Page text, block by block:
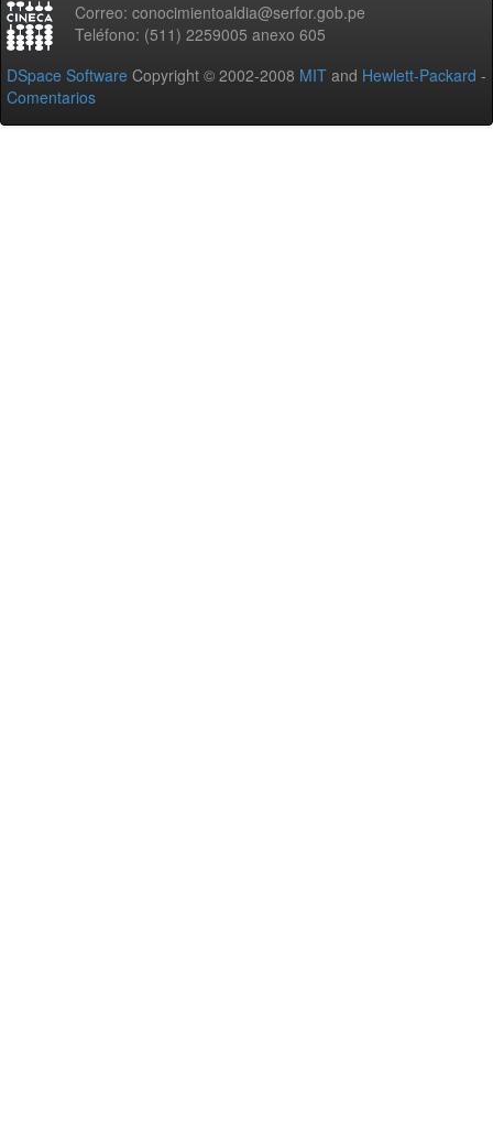
Correo: conocimientoaldia@serfor.gob.pe
Teléfono: (511) 2259005 anexo 605
DSpace Software Copyright © 2002-2008 MIT and Hewlett-Packard -
Comentarios